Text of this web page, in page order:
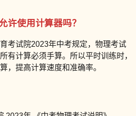
许使用计算器吗？
考试院2023年中考规定，物理考试
有计算必须手算。所以平时训练时，
，提高计算速度和准确率。